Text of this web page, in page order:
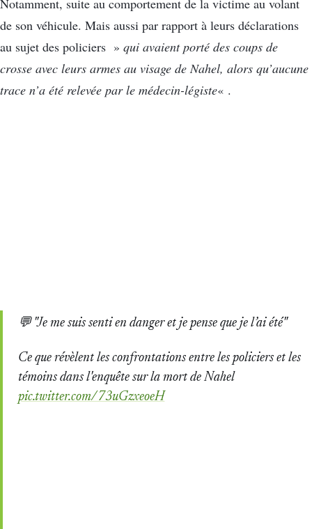
de son véhicule. Mais aussi par rapport à leurs déclarations
au sujet des policiers » qui avaient porté des coups de
crosse avec leurs armes au visage de Nahel, alors qu’aucune
trace n’a été relevée par le médecin-légiste« .
💬 "Je me suis senti en danger et je pense que je l’ai été"
Ce que révèlent les confrontations entre les policiers et les
témoins dans l'enquête sur la mort de Nahel
pic.twitter.com/73uGzxeoeH